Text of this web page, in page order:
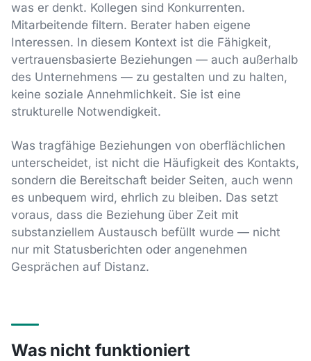
was er denkt. Kollegen sind Konkurrenten.
Mitarbeitende filtern. Berater haben eigene
Interessen. In diesem Kontext ist die Fähigkeit,
vertrauensbasierte Beziehungen — auch außerhalb
des Unternehmens — zu gestalten und zu halten,
keine soziale Annehmlichkeit. Sie ist eine
strukturelle Notwendigkeit.
Was tragfähige Beziehungen von oberflächlichen
unterscheidet, ist nicht die Häufigkeit des Kontakts,
sondern die Bereitschaft beider Seiten, auch wenn
es unbequem wird, ehrlich zu bleiben. Das setzt
voraus, dass die Beziehung über Zeit mit
substanziellem Austausch befüllt wurde — nicht
nur mit Statusberichten oder angenehmen
Gesprächen auf Distanz.
Was nicht funktioniert